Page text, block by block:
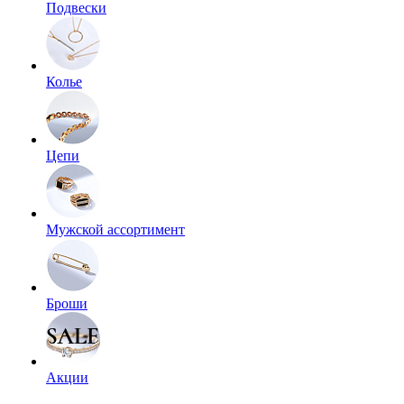
Подвески
Колье
Цепи
Мужской ассортимент
Броши
Акции